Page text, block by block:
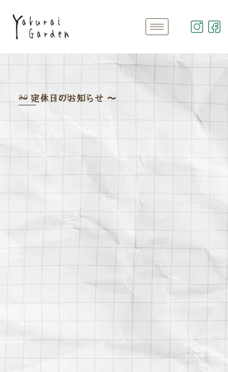
2018年 12月10日
〜 定休日のお知らせ 〜